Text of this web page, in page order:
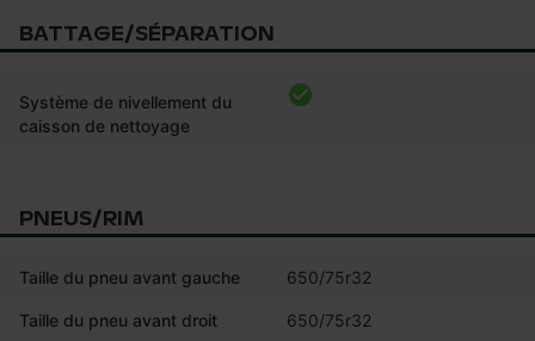
BATTAGE/SÉPARATION
Système de nivellement du
caisson de nettoyage
PNEUS/RIM
Taille du pneu avant gauche 650/75r32
Taille du pneu avant droit 650/75r32